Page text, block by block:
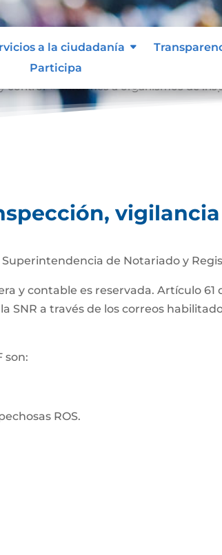
a la ciudadanía
Participa
control Informes a organismos de
de Notariado y
y contable es reservada. Artículo 61
a través de los correos
son:
ROS.